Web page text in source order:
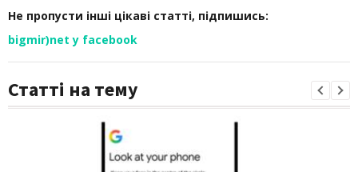
Не пропусти інші цікаві статті, підпишись:
bigmir)net у facebook
Статті на тему